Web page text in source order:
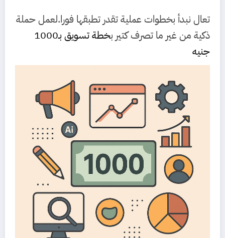
تعال نبدأ بخطوات عملية تقدر تطبقها فورا.لعمل حملة
ذكية من غير ما تصرف كتير ب
خطة تسويق بـ1000
جنيه